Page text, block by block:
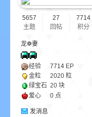
5657
主题
27
回帖
7714
积分
龙❁妻
经验 7714 EP
金粒
2020 粒
绿宝石 20 块
爱心
0 点
发消息